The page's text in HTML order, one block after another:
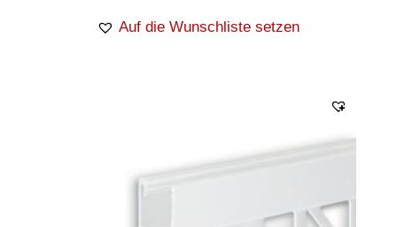
Auf die Wunschliste setzen